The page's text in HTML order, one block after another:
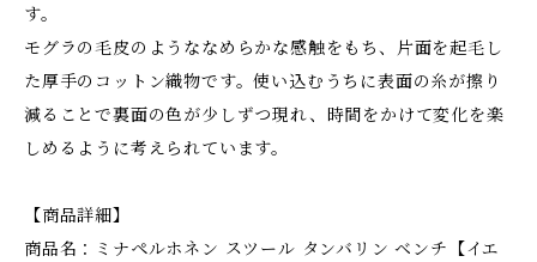
す。
モグラの毛皮のようななめらかな感触をもち、片面を起毛し
た厚手のコットン織物です。使い込むうちに表面の糸が擦り
減ることで裏面の色が少しずつ現れ、時間をかけて変化を楽
しめるように考えられています。
【商品詳細】
商品名：ミナペルホネン スツール タンバリン ベンチ【イエ